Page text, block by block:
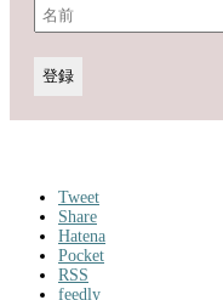
Tweet
Share
Hatena
Pocket
RSS
feedly